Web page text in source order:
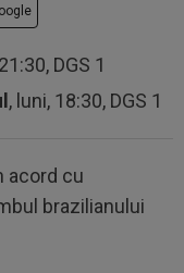
DGS 1
, luni, 18:30, DGS 1
acord cu
brazilianului